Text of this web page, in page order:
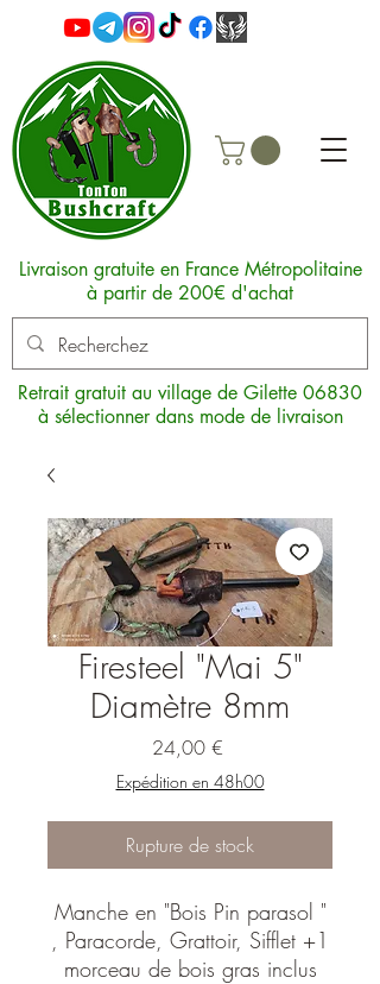
Livraison gratuite en France Métropolitaine
à partir de 200€ d'achat
Retrait gratuit au village de Gilette 06830
à sélectionner dans mode de livraison
Firesteel "Mai 5"
Diamètre 8mm
24,00 €Prix
Expédition en 48h00
Rupture de stock
Manche en "Bois Pin parasol "
, Paracorde, Grattoir, Sifflet +1
morceau de bois gras inclus